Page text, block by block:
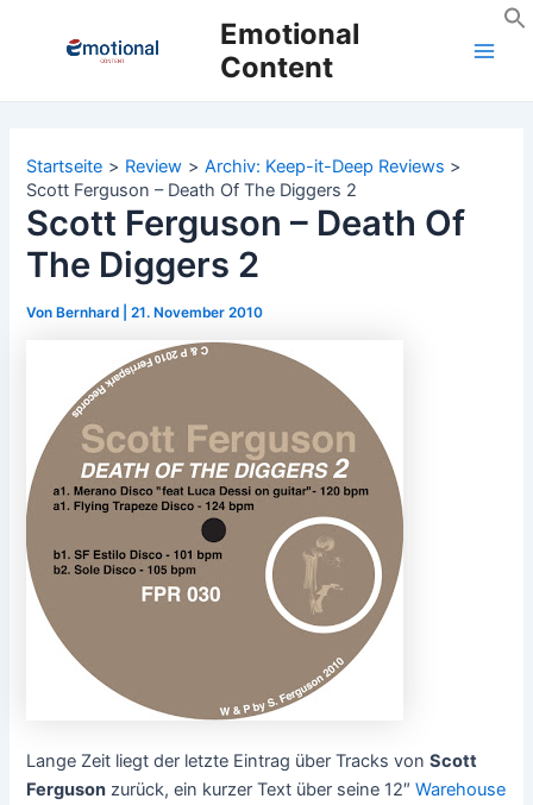
Emotional
Content
Startseite Review
Archiv: Keep-it-Deep Reviews
Scott Ferguson – Death Of The Diggers 2
Scott Ferguson – Death Of
The Diggers 2
Von Bernhard |21. November 2010
Lange Zeit liegt der letzte Eintrag über Tracks vonScott
Ferguson zurück, ein kurzer Text über seine 12″Warehouse